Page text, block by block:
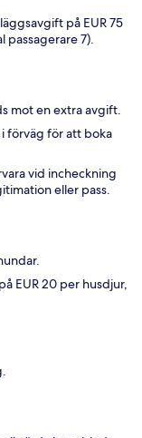
på EUR 75
passagerare 7).
mot en extra avgift.
förväg för att boka
vid incheckning
eller pass.
EUR 20 per husdjur,